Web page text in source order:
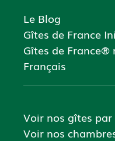
Le Blog
Gîtes de France
Gîtes de France®
Français
Voir nos gîtes
Voir nos